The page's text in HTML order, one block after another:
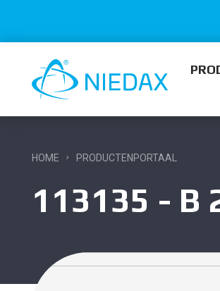
HOME PRODUCTENPORTAAL
113135 - B